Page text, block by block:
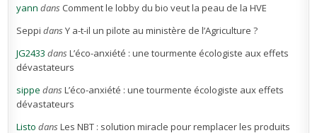
yann dans Comment le lobby du bio veut la peau de la HVE
Seppi dansY a-t-il un pilote au ministère de l’Agriculture ?
JG2433 dansL’éco-anxiété : une tourmente écologiste aux effets
dévastateurs
sippe dansL’éco-anxiété : une tourmente écologiste aux effets
dévastateurs
Listo dansLes NBT : solution miracle pour remplacer les produits